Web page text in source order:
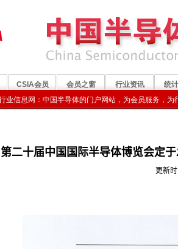
第二十届中国国际半导体博览会定
更新